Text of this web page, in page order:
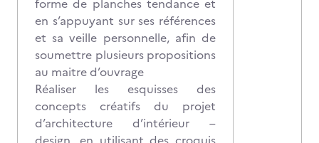
forme de planches tendance et
en s’appuyant sur ses références
et sa veille personnelle, afin de
soumettre plusieurs propositions
au maitre d’ouvrage
Réaliser les esquisses des
concepts créatifs du projet
d’architecture d’intérieur –